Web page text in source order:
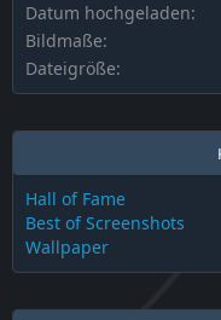
Datum hochgeladen
Bildmaße
Dateigröße
Hall of Fame
Best of Screenshots
Wallpaper